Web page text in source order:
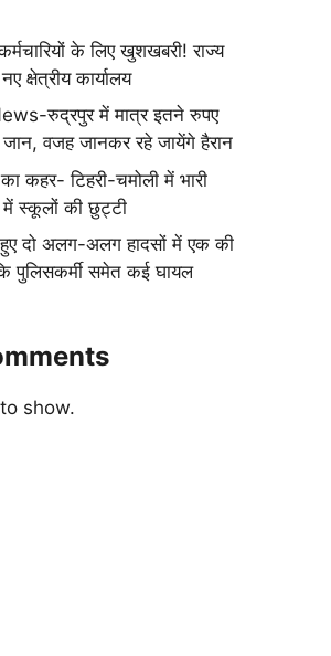
के लिए खुशखबरी! राज्य
कार्यालय
रुद्रपुर में मात्र इतने रुपए
जान, वजह जानकर रहे जायेंगे हैरान
कहर- टिहरी-चमोली में भारी
में स्कूलों की छुट्टी
हुए दो अलग-अलग हादसों में एक की
पुलिसकर्मी समेत कई घायल
show.